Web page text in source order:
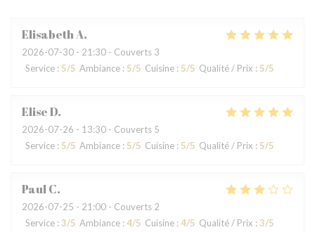
ElisabethA
2026-07-30 - 21:30 - Couverts 3
Service : 5/5 Ambiance : 5/5 Cuisine : 5/5 Qualité / Prix : 5/5
EliseD
2026-07-26 - 13:30 - Couverts 5
Service : 5/5 Ambiance : 5/5 Cuisine : 5/5 Qualité / Prix : 5/5
PaulC
2026-07-25 - 21:00 - Couverts 2
Service : 3/5 Ambiance : 4/5 Cuisine : 4/5 Qualité / Prix : 3/5